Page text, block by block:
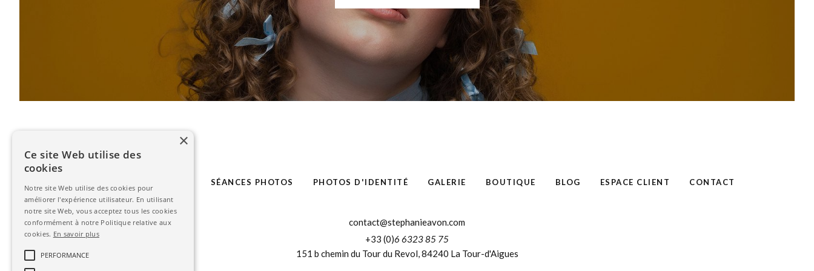
SÉANCES PHOTOS PHOTOS D'IDENTITÉ GALERIE BOUTIQUE BLOG ESPACE CLIENT CONTACT
contact@stephanieavon.com
+33 (0)6 6323 85 75
151 b chemin du Tour du Revol, 84240 La Tour-d'Aigues
×
Ce site Web utilise des
cookies
Notre site Web utilise des cookies pour
améliorer l'expérience utilisateur. En utilisant
notre site Web, vous acceptez tous les cookies
conformément à notre Politique relative aux
cookies. En savoir plus
PERFORMANCE